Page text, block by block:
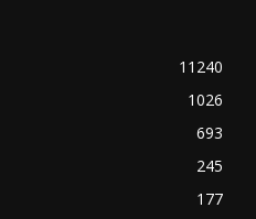
11240
1026
693
245
177